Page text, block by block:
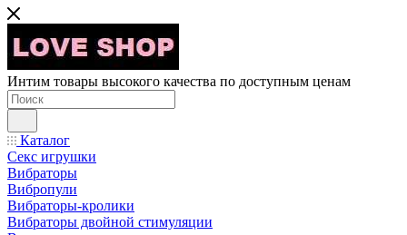
Интим товары высокого качества по доступным ценам
Каталог
Секс игрушки
Вибраторы
Вибропули
Вибраторы-кролики
Вибраторы двойной стимуляции